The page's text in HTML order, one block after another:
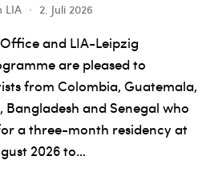
LIA 2. Juli 2026
and LIA-Leipzig
are pleased to
from Colombia, Guatemala,
and Senegal who
a three-month residency at
2026 to…